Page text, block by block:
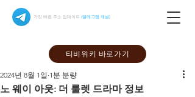
가장 빠른 주소 업데이트 (텔레그램 채널)
티비위키 바로가기
노 웨이 아웃: 더 룰렛 드라마 정보
2024년 8월 1일 1분 분량